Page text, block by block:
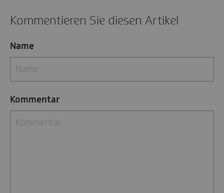
Kommentieren Sie diesen Artikel
Name
Kommentar